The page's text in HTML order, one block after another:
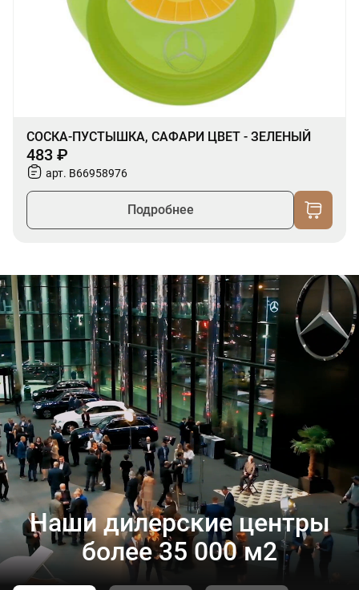
СОСКА-ПУСТЫШКА, САФАРИ ЦВЕТ - ЗЕЛЕНЫЙ
483 ₽
арт. B66958976
Подробнее
Наши дилерские центры
более 35 000 м2